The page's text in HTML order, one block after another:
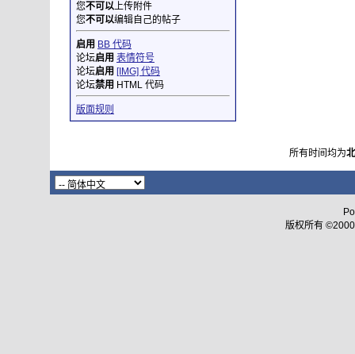
您不可以上传附件
您不可以编辑自己的帖子
启用 BB 代码
论坛启用 表情符号
论坛启用 [IMG] 代码
论坛禁用 HTML 代码
版面规则
所有时间均为
版权所有